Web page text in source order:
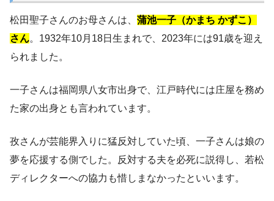
松田聖子さんのお母さんは、 蒲池一子（かまち かずこ）
さん。1932年10月18日生まれで、2023年には91歳を迎え
られました。
一子さんは福岡県八女市出身で、江戸時代には庄屋を務め
た家の出身とも言われています。
孜さんが芸能界入りに猛反対していた頃、一子さんは娘の
夢を応援する側でした。反対する夫を必死に説得し、若松
ディレクターへの協力も惜しまなかったといいます。